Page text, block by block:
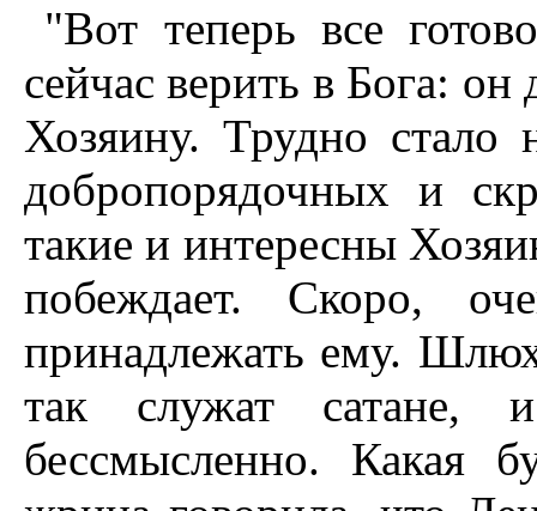
"Вот теперь все
сейчас верить в Бога:
Хозяину. Трудно стало
добропорядочных и
такие и интересны
побеждает. Скоро,
принадлежать ему.
так служат сатане,
бессмысленно. Какая